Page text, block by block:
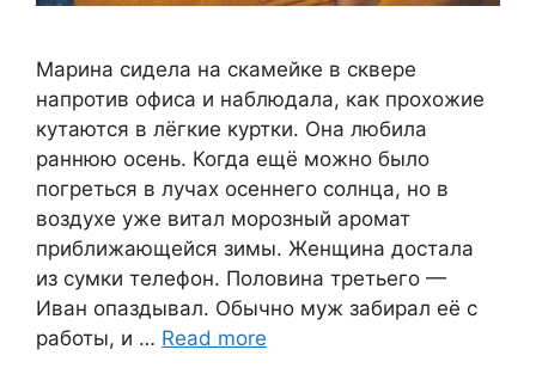
Марина сидела на скамейке в сквере
напротив офиса и наблюдала, как прохожие
кутаются в лёгкие куртки. Она любила
раннюю осень. Когда ещё можно было
погреться в лучах осеннего солнца, но в
воздухе уже витал морозный аромат
приближающейся зимы. Женщина достала
из сумки телефон. Половина третьего —
Иван опаздывал. Обычно муж забирал её с
работы, и … Read more